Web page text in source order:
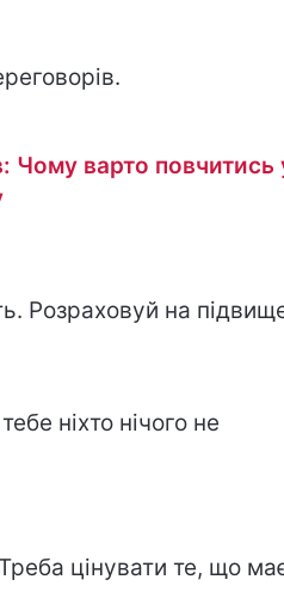
Чому варто повчитись
Розраховуй на
ніхто нічого не
цінувати те, що